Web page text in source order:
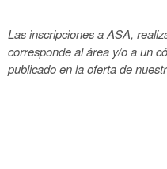
Las inscripciones a ASA,
corresponde al área y/o a un
publicado en la oferta de